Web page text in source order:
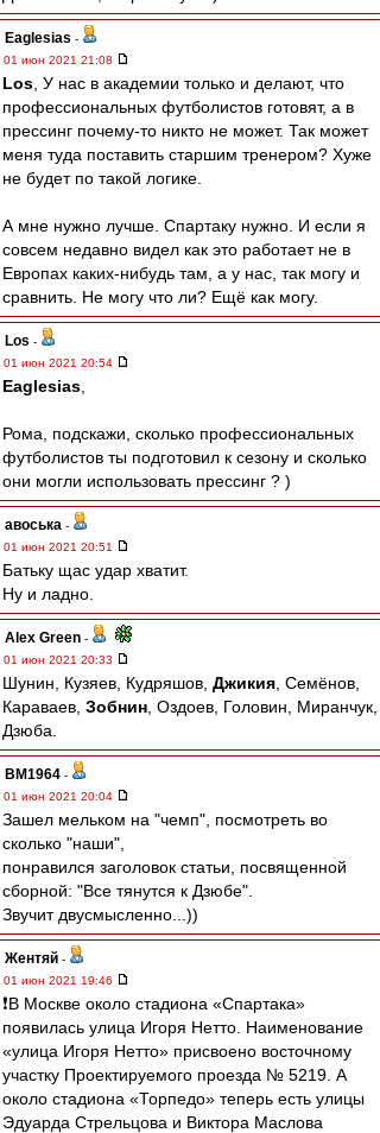
Eaglesias -
01 июн 2021 21:08
Los , У нас в академии только и делают, что
профессиональных футболистов готовят, а в
прессинг почему-то никто не может. Так может
меня туда поставить старшим тренером? Хуже
не будет по такой логике.
А мне нужно лучше. Спартаку нужно. И если я
совсем недавно видел как это работает не в
Европах каких-нибудь там, а у нас, так могу и
сравнить. Не могу что ли? Ещё как могу.
Los -
01 июн 2021 20:54
Eaglesias
Рома, подскажи, сколько профессиональных
футболистов ты подготовил к сезону и сколько
они могли использовать прессинг ? )
авоська -
01 июн 2021 20:51
Батьку щас удар хватит.
Ну и ладно.
Alex Green -
01 июн 2021 20:33
Шунин, Кузяев, Кудряшов, Джикия , Семёнов,
Караваев, Зобнин , Оздоев, Головин, Миранчук,
Дзюба.
BM1964 -
01 июн 2021 20:04
Зашел мельком на "чемп", посмотреть во
сколько "наши",
понравился заголовок статьи, посвященной
сборной: "Все тянутся к Дзюбе".
Звучит двусмысленно...))
Жентяй -
01 июн 2021 19:46
❗️В Москве около стадиона «Спартака»
появилась улица Игоря Нетто. Наименование
«улица Игоря Нетто» присвоено восточному
участку Проектируемого проезда № 5219. А
около стадиона «Торпедо» теперь есть улицы
Эдуарда Стрельцова и Виктора Маслова